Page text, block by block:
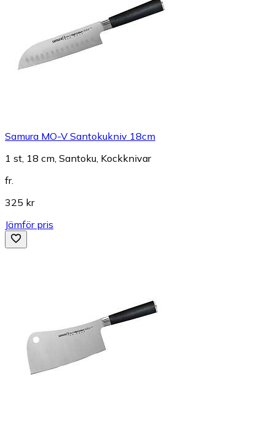
Samura MO-V Santokukniv 18cm
1 st, 18 cm, Santoku, Kockknivar
fr.
325 kr
Jämför pris